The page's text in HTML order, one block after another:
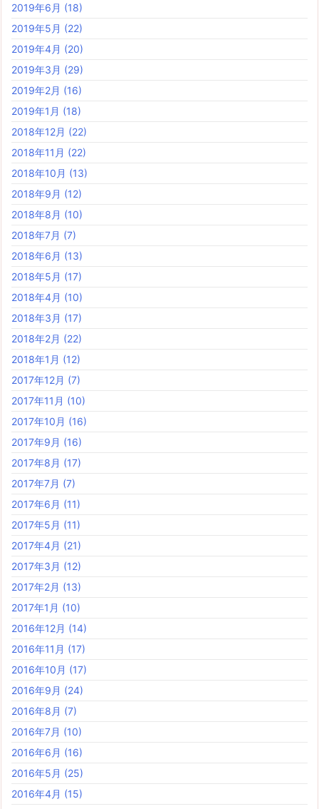
2019年6月 (18)
2019年5月 (22)
2019年4月 (20)
2019年3月 (29)
2019年2月 (16)
2019年1月 (18)
2018年12月 (22)
2018年11月 (22)
2018年10月 (13)
2018年9月 (12)
2018年8月 (10)
2018年7月 (7)
2018年6月 (13)
2018年5月 (17)
2018年4月 (10)
2018年3月 (17)
2018年2月 (22)
2018年1月 (12)
2017年12月 (7)
2017年11月 (10)
2017年10月 (16)
2017年9月 (16)
2017年8月 (17)
2017年7月 (7)
2017年6月 (11)
2017年5月 (11)
2017年4月 (21)
2017年3月 (12)
2017年2月 (13)
2017年1月 (10)
2016年12月 (14)
2016年11月 (17)
2016年10月 (17)
2016年9月 (24)
2016年8月 (7)
2016年7月 (10)
2016年6月 (16)
2016年5月 (25)
2016年4月 (15)